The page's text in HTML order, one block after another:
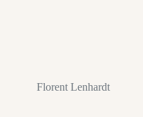
Florent Lenhardt